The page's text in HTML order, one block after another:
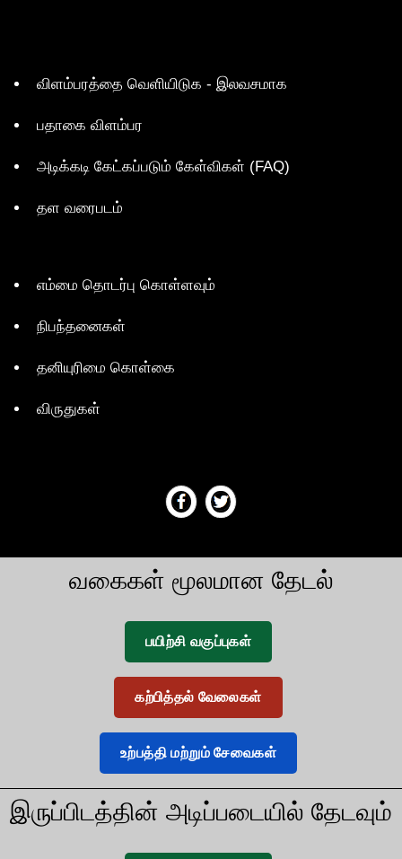
விளம்பரத்தை வெளியிடுக - இலவசமாக
பதாகை விளம்பர
அடிக்கடி கேட்கப்படும் கேள்விகள் (FAQ)
தள வரைபடம்
எம்மை தொடர்பு கொள்ளவும்
நிபந்தனைகள்
தனியுரிமை கொள்கை
விருதுகள்
வகைகள் மூலமான தேடல்
பயிற்சி வகுப்புகள்
கற்பித்தல் வேலைகள்
உற்பத்தி மற்றும் சேவைகள்
இருப்பிடத்தின் அடிப்படையில் தேடவும்